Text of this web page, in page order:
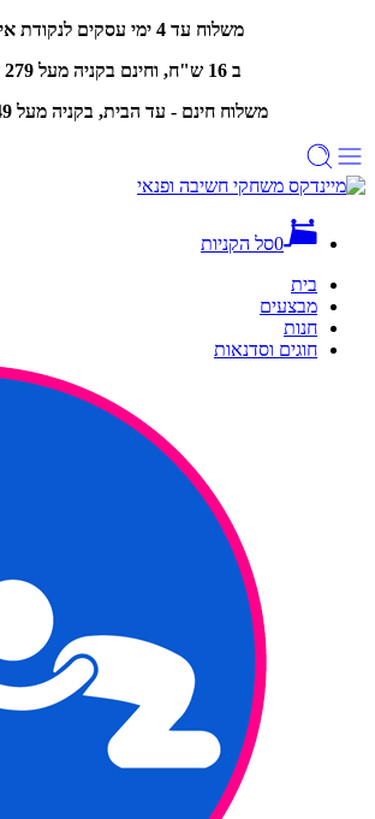
משלוח עד 4 ימי עסקים לנקודת איסוף,
ב 16 ש"ח, וחינם
בקניה מעל 279 ש"ח
משלוח חינם - עד הבית, בקניה מעל 449 ש"ח
0סל הקניות
בית
מבצעים
חנות
חוגים וסדנאות